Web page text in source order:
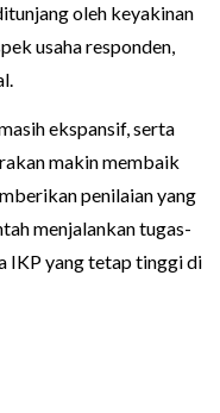
oleh keyakinan
usaha responden,
ekspansif, serta
makin membaik
penilaian yang
menjalankan tugas-
IKP yang tetap tinggi di